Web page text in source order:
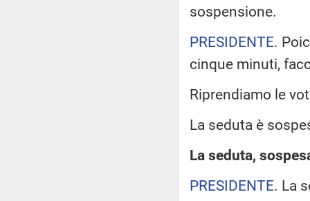
sospensione.
PRESIDENTE.
cinque minuti,
Riprendiamo le
La seduta è
La seduta,
PRESIDENTE. La